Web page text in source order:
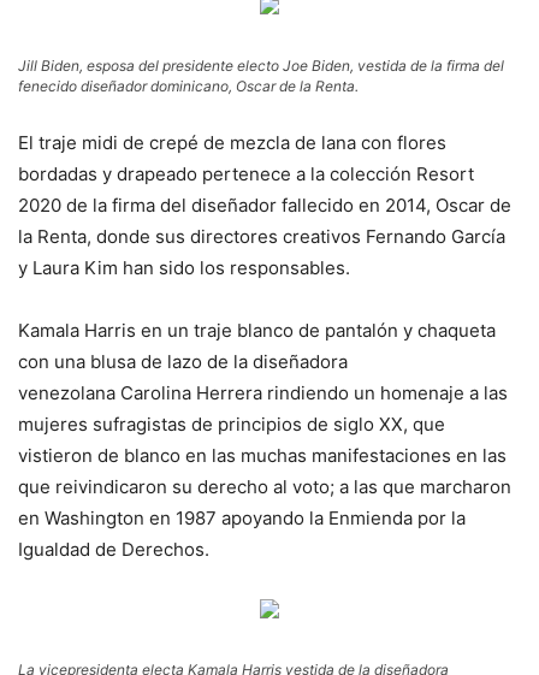
Jill Biden, esposa del presidente electo Joe Biden, vestida de la firma del
fenecido diseñador dominicano, Oscar de la Renta.
El traje midi de crepé de mezcla de lana con flores
bordadas y drapeado pertenece a la colección Resort
2020 de la firma del diseñador fallecido en 2014, Oscar de
la Renta, donde sus directores creativos Fernando García
y Laura Kim han sido los responsables.
Kamala Harris en un traje blanco de pantalón y chaqueta
con una blusa de lazo de la diseñadora
venezolana Carolina Herrera rindiendo un homenaje a las
mujeres sufragistas de principios de siglo XX, que
vistieron de blanco en las muchas manifestaciones en las
que reivindicaron su derecho al voto; a las que marcharon
en Washington en 1987 apoyando la Enmienda por la
Igualdad de Derechos.
La vicepresidenta electa Kamala Harris vestida de la diseñadora